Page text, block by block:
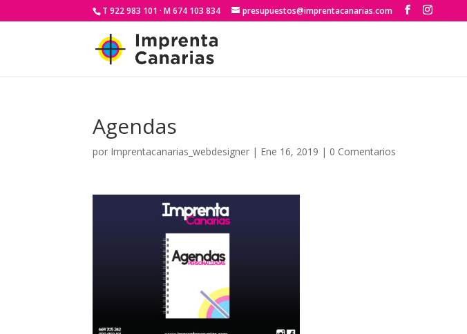
T 922 983 101 · M 674 103 834 presupuestos@imprentacanarias.com
Agendas
por Imprentacanarias_webdesigner | Ene 16, 2019 | 0 Comentarios